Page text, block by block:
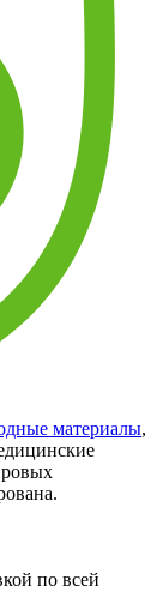
материалы,
по всей